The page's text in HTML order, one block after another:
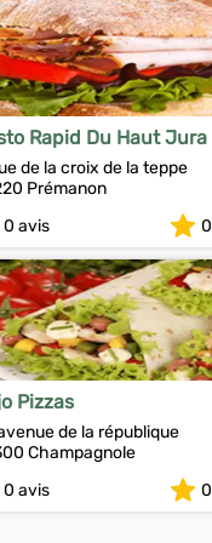
Rapid Du Haut Jura
de la croix de la teppe
Prémanon
0 avis
0
Pizzas
de la république
Champagnole
0 avis
0